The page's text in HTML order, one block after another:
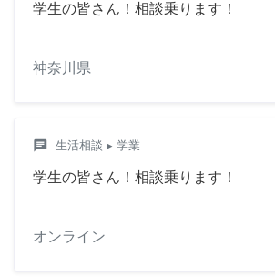
学生の皆さん！相談乗ります！
神奈川県
chat 生活相談 ▸ 学業
学生の皆さん！相談乗ります！
オンライン